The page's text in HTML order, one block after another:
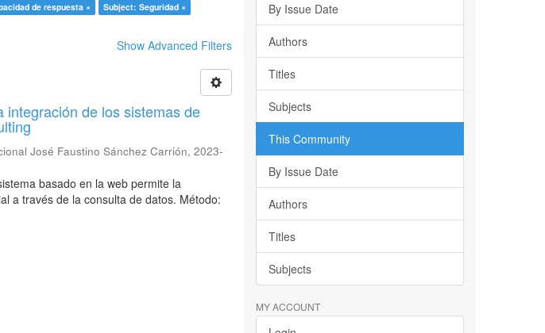
de respuesta ×
Subject: Seguridad ×
Show Advanced Filters
integración de los sistemas de
José Faustino Sánchez Carrión,2023-
basado en la web permite la
a través de la consulta de datos. Método:
By Issue Date
Authors
Titles
Subjects
This Community
By Issue Date
Authors
Titles
Subjects
MY ACCOUNT